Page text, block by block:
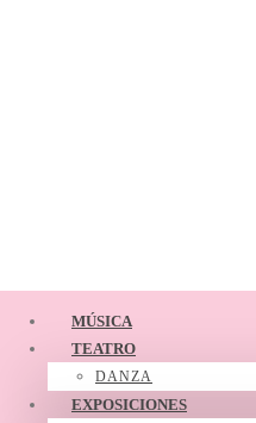
MÚSICA
TEATRO
DANZA
EXPOSICIONES